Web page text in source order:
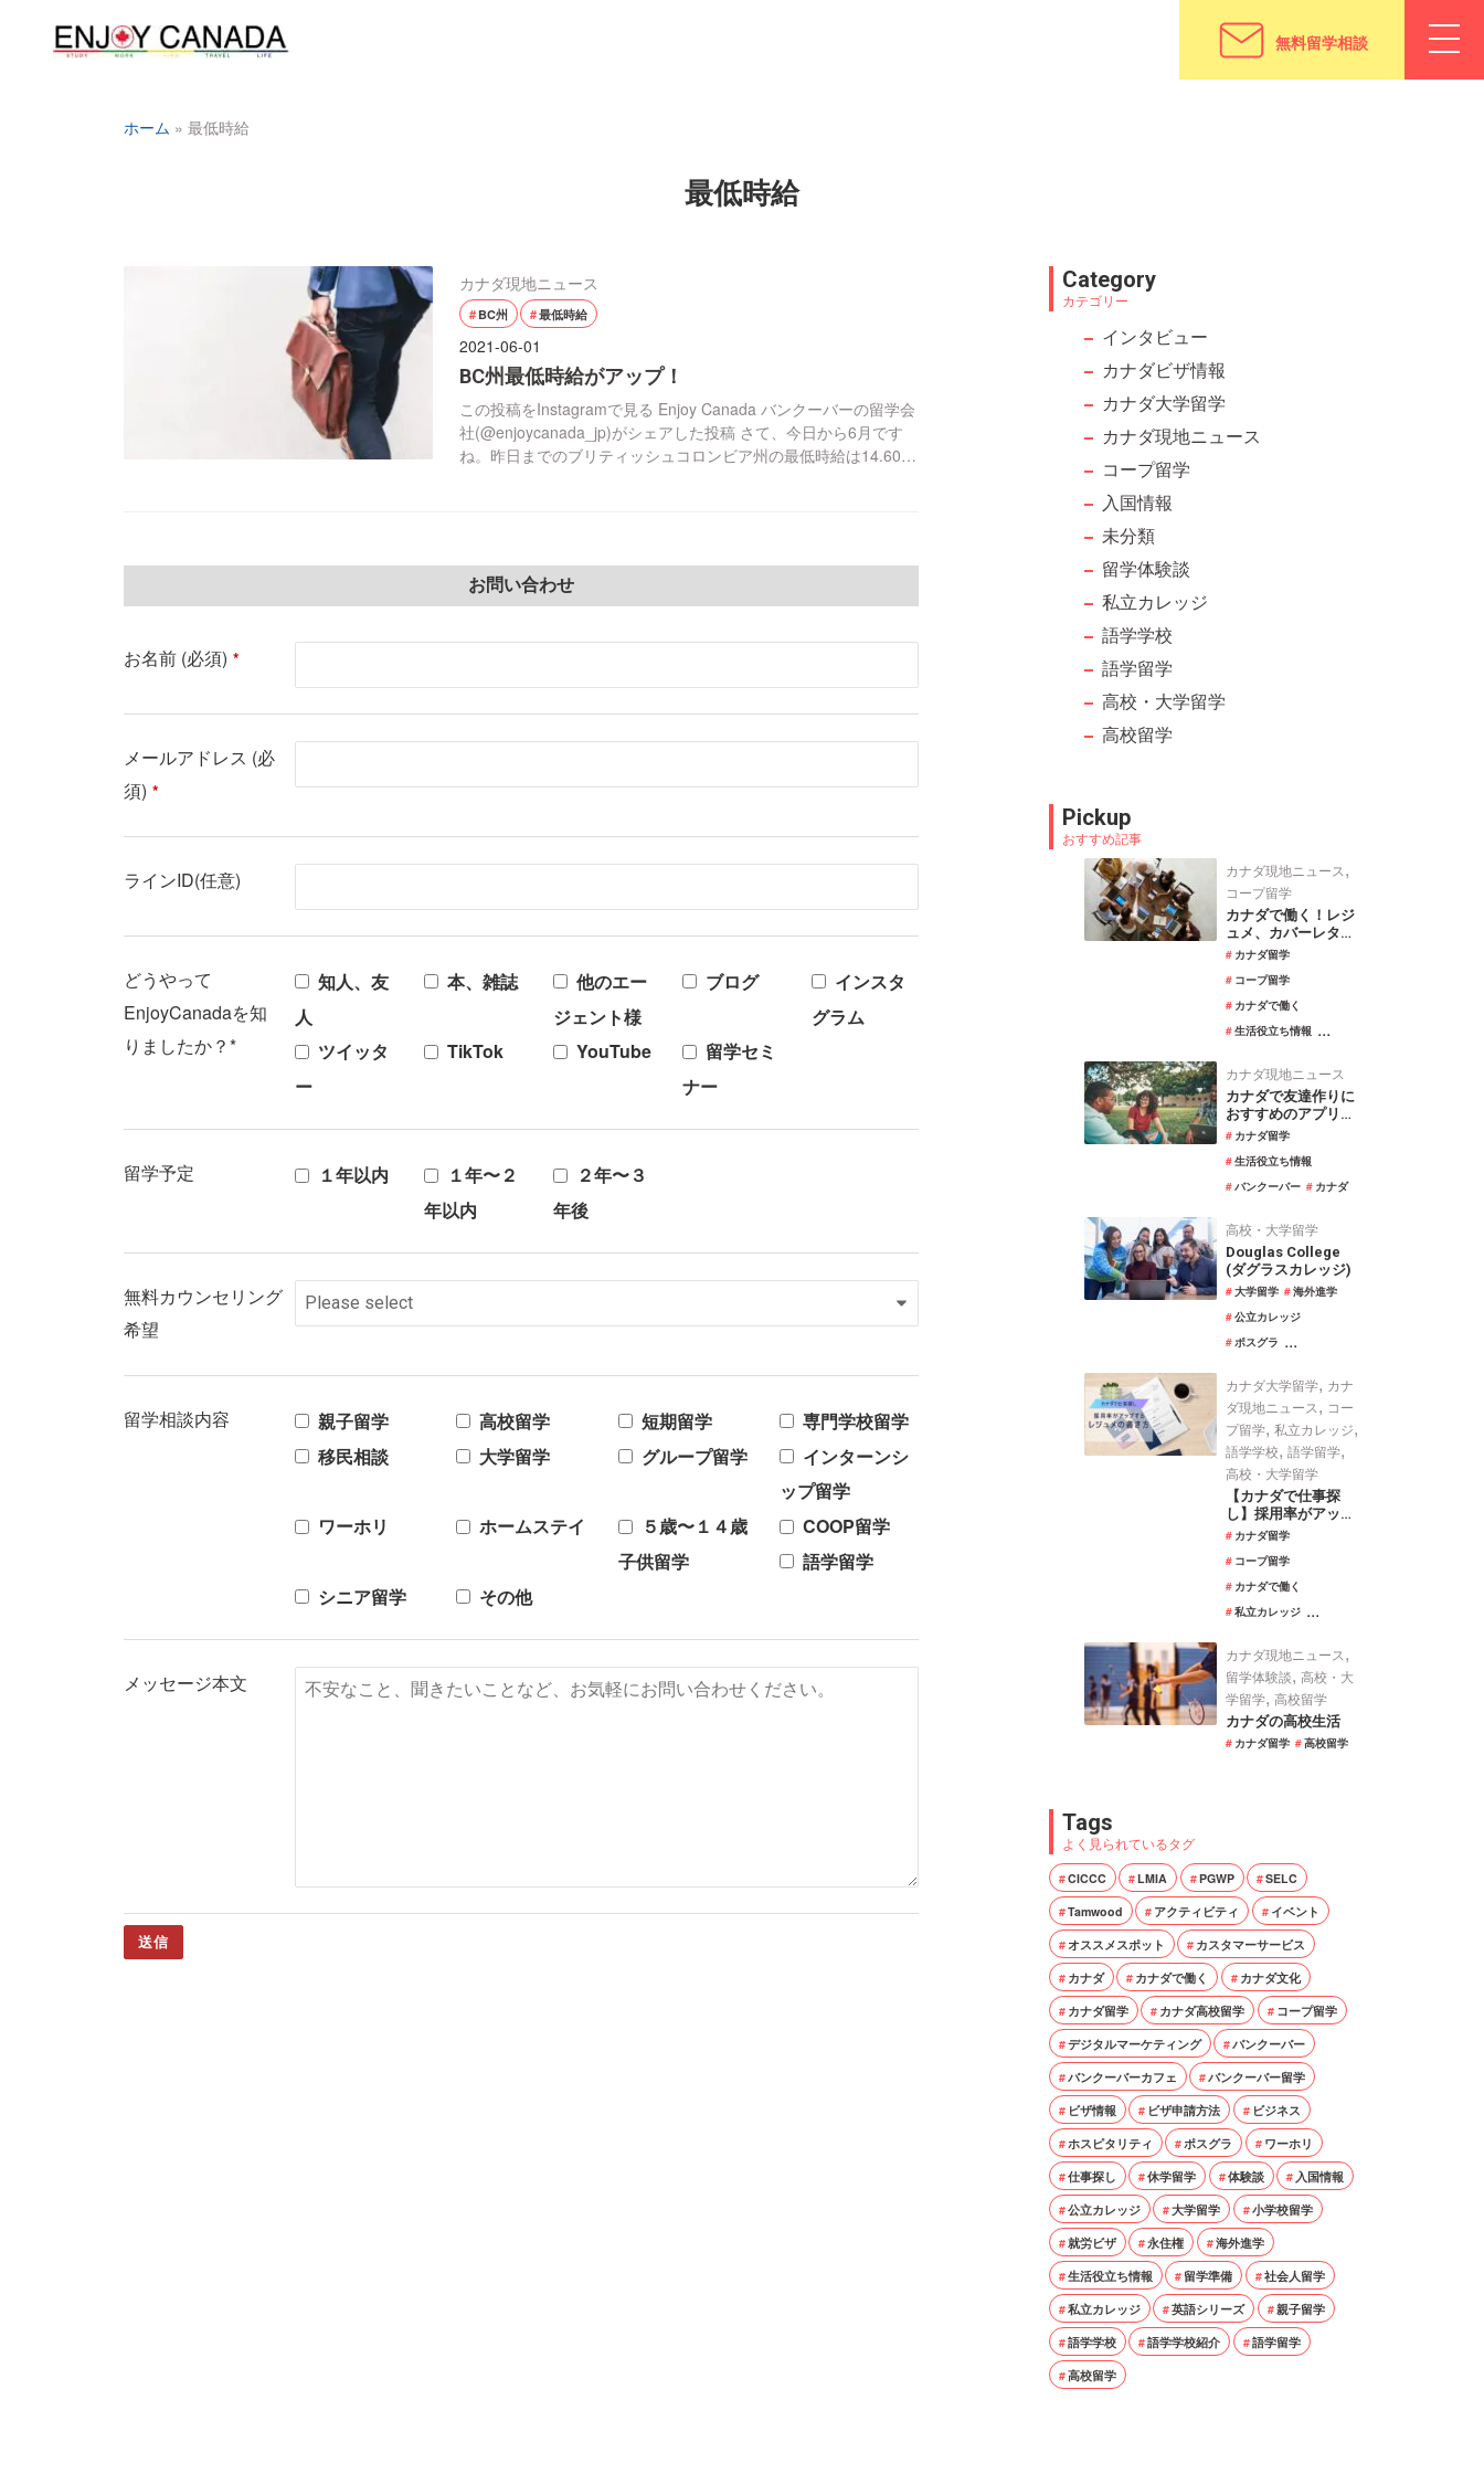
無料留学相談
ホーム » 最低時給
最低時給
カナダ現地ニュース
BC州 最低時給
2021-06-01
BC州最低時給がアップ！
この投稿をInstagramで見る Enjoy Canada バンクーバーの留学会
社(@enjoycanada_jp)がシェアした投稿 さて、今日から6月です
ね。昨日までのブリティッシュコロンビア州の最低時給は14.60ド
お問い合わせ
お名前 (必須) *
メールアドレス (必
須) *
ラインID(任意)
どうやって
EnjoyCanadaを知
りましたか？*
知人、友
人
本、雑誌
他のエー
ジェント様
ブログ
インスタ
グラム
ツイッタ
ー
TikTok YouTube
留学セミ
ナー
留学予定 １年以内
１年〜２
年以内
２年〜３
年後
無料カウンセリング
希望
留学相談内容 親子留学 高校留学 短期留学
専門学校留学
移民相談
大学留学 グループ留学
インターンシ
ップ留学
ワーホリ
ホームステイ
５歳〜１４歳
子供留学
COOP留学
語学留学
シニア留学
その他
メッセージ本文
送信
Category
カテゴリー
インタビュー
カナダビザ情報
カナダ大学留学
カナダ現地ニュース
コープ留学
入国情報
未分類
留学体験談
私立カレッジ
語学学校
語学留学
高校・大学留学
高校留学
Pickup
おすすめ記事
カナダ現地ニュース,
コープ留学
カナダで働く！レジ
ュメ、カバーレター
の書き方
カナダ留学
コープ留学
カナダで働く
生活役立ち情報 ...
カナダ現地ニュース
カナダで友達作りに
おすすめのアプリ｜
エンジョイカナダ
カナダ留学
生活役立ち情報
バンクーバー
カナダ
高校・大学留学
Douglas College
(ダグラスカレッジ)
大学留学
海外進学
公立カレッジ
ポスグラ ...
カナダ大学留学, カナ
ダ現地ニュース, コー
プ留学, 私立カレッジ,
語学学校, 語学留学,
高校・大学留学
【カナダで仕事探
し】採用率がアップ
するレジュメの書き
カナダ留学
コープ留学
カナダで働く
私立カレッジ ...
カナダ現地ニュース,
留学体験談, 高校・大
学留学, 高校留学
カナダの高校生活
カナダ留学 高校留学
Tags
よく見られているタグ
CICCC LMIA PGWP
SELC
Tamwood
アクティビティ
イベント
オススメスポット
カスタマーサービス
カナダ
カナダで働く
カナダ文化
カナダ留学
カナダ高校留学
コープ留学
デジタルマーケティング
バンクーバー
バンクーバーカフェ
バンクーバー留学
ビザ情報
ビザ申請方法
ビジネス
ホスピタリティ
ポスグラ
ワーホリ
仕事探し
休学留学 体験談
入国情報
公立カレッジ
大学留学
小学校留学
就労ビザ
永住権
海外進学
生活役立ち情報
留学準備
社会人留学
私立カレッジ
英語シリーズ
親子留学
語学学校
語学学校紹介
語学留学
高校留学